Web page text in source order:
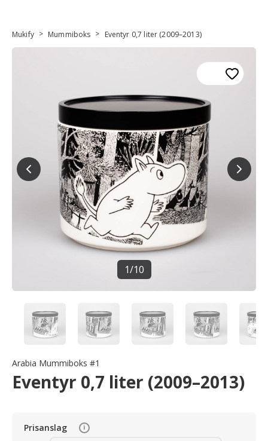
Mukify > Mummiboks > Eventyr 0,7 liter (2009–2013)
1/10
Arabia Mummiboks #1
Eventyr 0,7 liter (2009–2013)
Prisanslag i